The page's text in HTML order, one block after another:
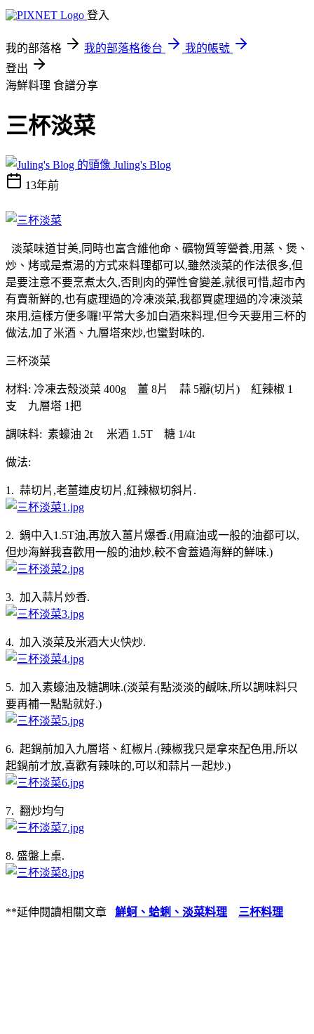
登入
我的部落格 我的部落格後台
我的帳號
登出
海鮮料理 食譜分享
三杯淡菜
Juling's Blog
13年前
淡菜味道甘美,同時也富含維他命、礦物質等營養,用蒸、煲、
炒、烤或是煮湯的方式來料理都可以,雖然淡菜的作法很多,但
是要注意不要烹煮太久,否則肉的彈性會變差,就很可惜,超市內
有賣新鮮的,也有處理過的冷凍淡菜,我都買處理過的冷凍淡菜
來用,這樣方便多囉!平常大多加白酒來料理,但今天要用三杯的
做法,加了米酒、九層塔來炒,也蠻對味的.
三杯淡菜
材料: 冷凍去殼淡菜 400g 薑 8片 蒜 5瓣(切片) 紅辣椒 1
支 九層塔 1把
調味料: 素蠔油 2t 米酒 1.5T 糖 1/4t
做法:
1. 蒜切片,老薑連皮切片,紅辣椒切斜片.
2. 鍋中入1.5T油,再放入薑片爆香.(用麻油或一般的油都可以,
但炒海鮮我喜歡用一般的油炒,較不會蓋過海鮮的鮮味.)
3. 加入蒜片炒香.
4. 加入淡菜及米酒大火快炒.
5. 加入素蠔油及糖調味.(淡菜有點淡淡的鹹味,所以調味料只
要再補一點點就好.)
6. 起鍋前加入九層塔、紅椒片.(辣椒我只是拿來配色用,所以
起鍋前才放,喜歡有辣味的,可以和蒜片一起炒.)
7. 翻炒均勻
8. 盛盤上桌.
**延伸閱讀相關文章 鮮蚵、蛤蜊、淡菜料理 三杯料理